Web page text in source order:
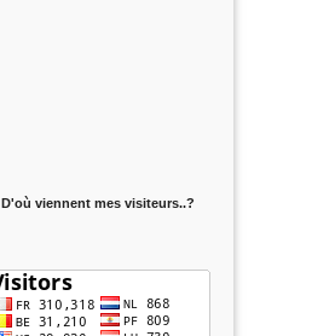
D'où viennent mes visiteurs..?